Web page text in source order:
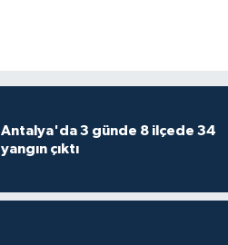
Antalya'da 3 günde 8 ilçede 34
yangın çıktı